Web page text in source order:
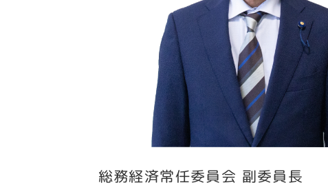
総務経済常任委員会 副委員長